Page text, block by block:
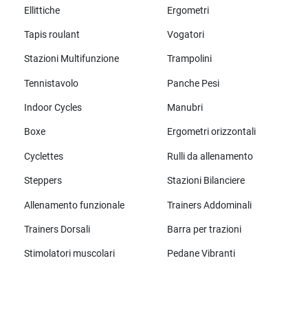
Ellittiche
Ergometri
Tapis roulant Vogatori
Stazioni Multifunzione Trampolini
Tennistavolo Panche Pesi
Indoor Cycles Manubri
Boxe Ergometri orizzontali
Cyclettes Rulli da allenamento
Steppers Stazioni Bilanciere
Allenamento funzionale Trainers Addominali
Trainers Dorsali Barra per trazioni
Stimolatori muscolari Pedane Vibranti